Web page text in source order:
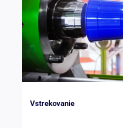
Vstrekovanie